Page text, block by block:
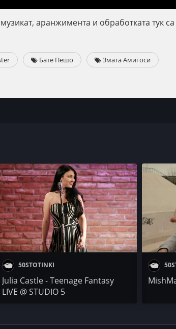
аранжимента и обработката тук
Бате Пешо 3мата Амигоси
50STOTINKI
Julia Castle - Teenage Fantasy
LIVE @ STUDIO 5